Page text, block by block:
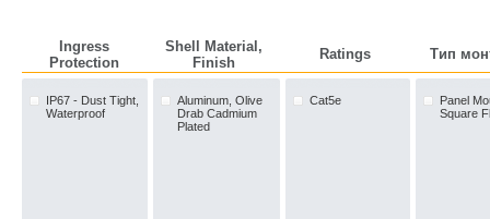
Ingress
Protection
Shell Material,
Finish
Ratings Тип
IP67 - Dust Tight,
Waterproof
Aluminum, Olive
Drab Cadmium
Plated
Cat5e
Panel
Square